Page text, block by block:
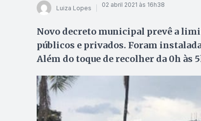
Luiza Lopes 02 abril 2021 às 16h38
Novo decreto municipal prevê a
públicos e privados. Foram
Além do toque de recolher da 0h às